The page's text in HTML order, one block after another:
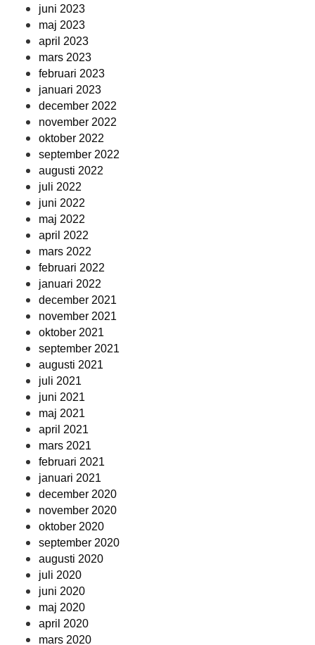
juni 2023
maj 2023
april 2023
mars 2023
februari 2023
januari 2023
december 2022
november 2022
oktober 2022
september 2022
augusti 2022
juli 2022
juni 2022
maj 2022
april 2022
mars 2022
februari 2022
januari 2022
december 2021
november 2021
oktober 2021
september 2021
augusti 2021
juli 2021
juni 2021
maj 2021
april 2021
mars 2021
februari 2021
januari 2021
december 2020
november 2020
oktober 2020
september 2020
augusti 2020
juli 2020
juni 2020
maj 2020
april 2020
mars 2020